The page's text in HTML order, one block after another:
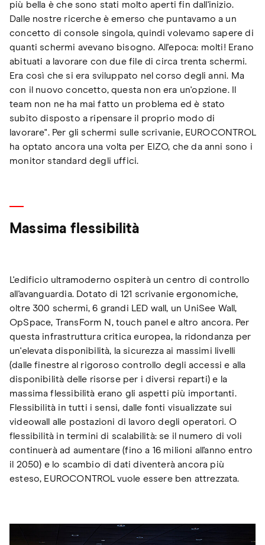
più bella è che sono stati molto aperti fin dall'inizio.
Dalle nostre ricerche è emerso che puntavamo a un
concetto di console singola, quindi volevamo sapere di
quanti schermi avevano bisogno. All'epoca: molti! Erano
abituati a lavorare con due file di circa trenta schermi.
Era così che si era sviluppato nel corso degli anni. Ma
con il nuovo concetto, questa non era un'opzione. Il
team non ne ha mai fatto un problema ed è stato
subito disposto a ripensare il proprio modo di
lavorare". Per gli schermi sulle scrivanie, EUROCONTROL
ha optato ancora una volta per EIZO, che da anni sono i
monitor standard degli uffici.
Massima flessibilità
L'edificio ultramoderno ospiterà un centro di controllo
all'avanguardia. Dotato di 121 scrivanie ergonomiche,
oltre 300 schermi, 6 grandi LED wall, un UniSee Wall,
OpSpace, TransForm N, touch panel e altro ancora. Per
questa infrastruttura critica europea, la ridondanza per
un'elevata disponibilità, la sicurezza ai massimi livelli
(dalle finestre al rigoroso controllo degli accessi e alla
disponibilità delle risorse per i diversi reparti) e la
massima flessibilità erano gli aspetti più importanti.
Flessibilità in tutti i sensi, dalle fonti visualizzate sui
videowall alle postazioni di lavoro degli operatori. O
flessibilità in termini di scalabilità: se il numero di voli
continuerà ad aumentare (fino a 16 milioni all'anno entro
il 2050) e lo scambio di dati diventerà ancora più
esteso, EUROCONTROL vuole essere ben attrezzata.